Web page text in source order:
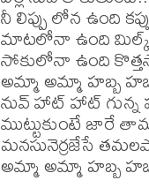
నీ లిప్పు లోన ఉంది
మాటలోనా ఉంది మిల్క్
సోకులోనా ఉంది
అమ్మా అమ్మా హబ్బ
నువ్ హాట్ హాట్ గున్న
ముట్టుకుంటే జారే
మనసునెర్రజేసే
అమ్మా అమ్మా హబ్బ